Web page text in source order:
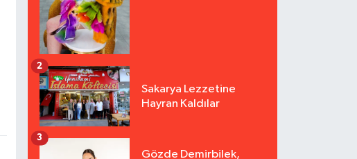
Sakarya Lezzetine
Hayran Kaldılar
2
Gözde Demirbilek,
3